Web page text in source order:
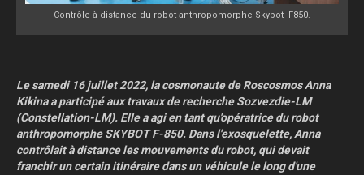
Contrôle à distance du robot anthropomorphe Skybot- F850.
Le samedi 16 juillet 2022, la cosmonaute de Roscosmos Anna
Kikina a participé aux travaux de recherche Sozvezdie-LM
(Constellation-LM). Elle a agi en tant qu'opératrice du robot
anthropomorphe SKYBOT F-850. Dans l'exosquelette, Anna
contrôlait à distance les mouvements du robot, qui devait
franchir un certain itinéraire dans un véhicule le long d'une